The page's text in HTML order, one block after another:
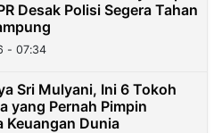
Desak Polisi Segera Tahan
- 07:34
Sri Mulyani, Ini 6 Tokoh
yang Pernah Pimpin
Keuangan Dunia